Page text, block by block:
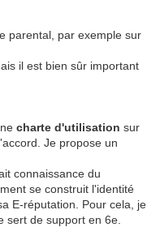
parental, par exemple sur
il est bien sûr important
charte d'utilisation sur
Je propose un
connaissance du
se construit l'identité
E-réputation. Pour cela, je
sert de support en 6e.